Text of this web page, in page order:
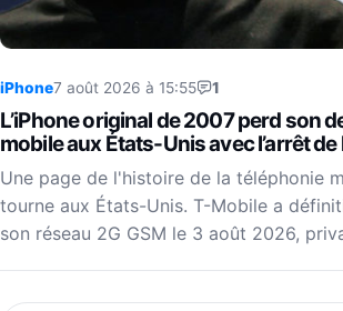
iPhone7 août 2026 à 15:55 1
L’iPhone original de 2007 perd son
mobile aux États-Unis avec l’arrêt de
Une page de l'histoire de la téléphonie
tourne aux États-Unis. T-Mobile a
son réseau 2G GSM le 3 août 2026,